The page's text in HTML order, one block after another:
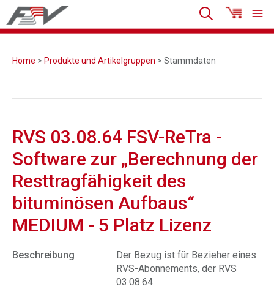
Home > Produkte und Artikelgruppen > Stammdaten
RVS 03.08.64 FSV-ReTra -
Software zur „Berechnung der
Resttragfähigkeit des
bituminösen Aufbaus“
MEDIUM - 5 Platz Lizenz
Beschreibung
Der Bezug ist für Bezieher eines
RVS-Abonnements, der RVS
03.08.64.